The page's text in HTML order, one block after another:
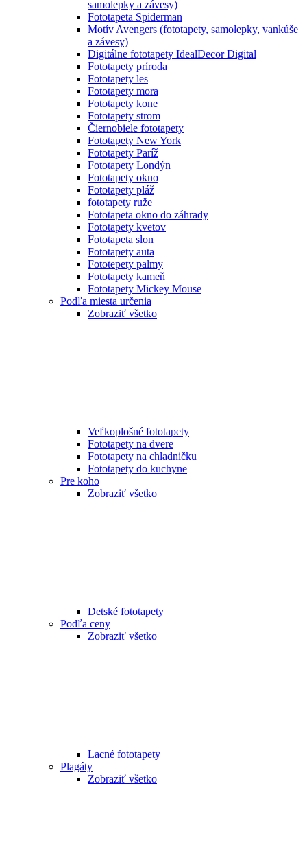
samolepky a závesy)
Fototapeta Spiderman
Motív Avengers (fototapety, samolepky, vankúše
a závesy)
Digitálne fototapety IdealDecor Digital
Fototapety príroda
Fototapety les
Fototapety mora
Fototapety kone
Fototapety strom
Čiernobiele fototapety
Fototapety New York
Fototapety Paríž
Fototapety Londýn
Fototapety okno
Fototapety pláž
fototapety ruže
Fototapeta okno do záhrady
Fototapety kvetov
Fototapeta slon
Fototapety auta
Fototepety palmy
Fototapety kameň
Fototapety Mickey Mouse
Podľa miesta určenia
Zobraziť všetko
Veľkoplošné fototapety
Fototapety na dvere
Fototapety na chladničku
Fototapety do kuchyne
Pre koho
Zobraziť všetko
Detské fototapety
Podľa ceny
Zobraziť všetko
Lacné fototapety
Plagáty
Zobraziť všetko